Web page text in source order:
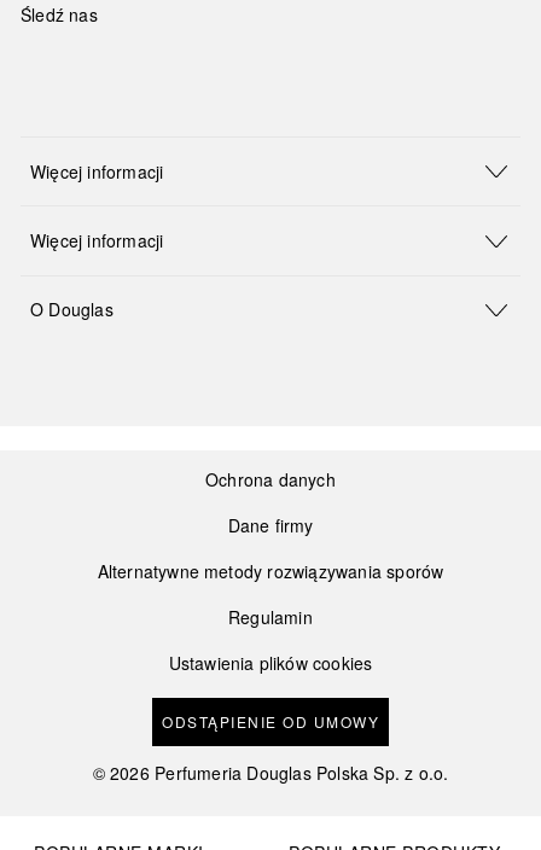
Śledź nas
Więcej informacji
Więcej informacji
O Douglas
Ochrona danych
Dane firmy
Alternatywne metody rozwiązywania sporów
Regulamin
Ustawienia plików cookies
ODSTĄPIENIE OD UMOWY
©2026 Perfumeria Douglas Polska Sp. z o.o.